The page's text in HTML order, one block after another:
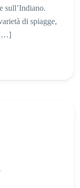
sull’Indiano.
di spiagge,
[…]